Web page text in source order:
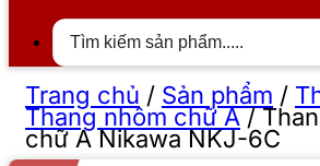
Trang chủ / Sản phẩm /
Thang nhôm chữ A/
chữ A Nikawa NKJ-6C